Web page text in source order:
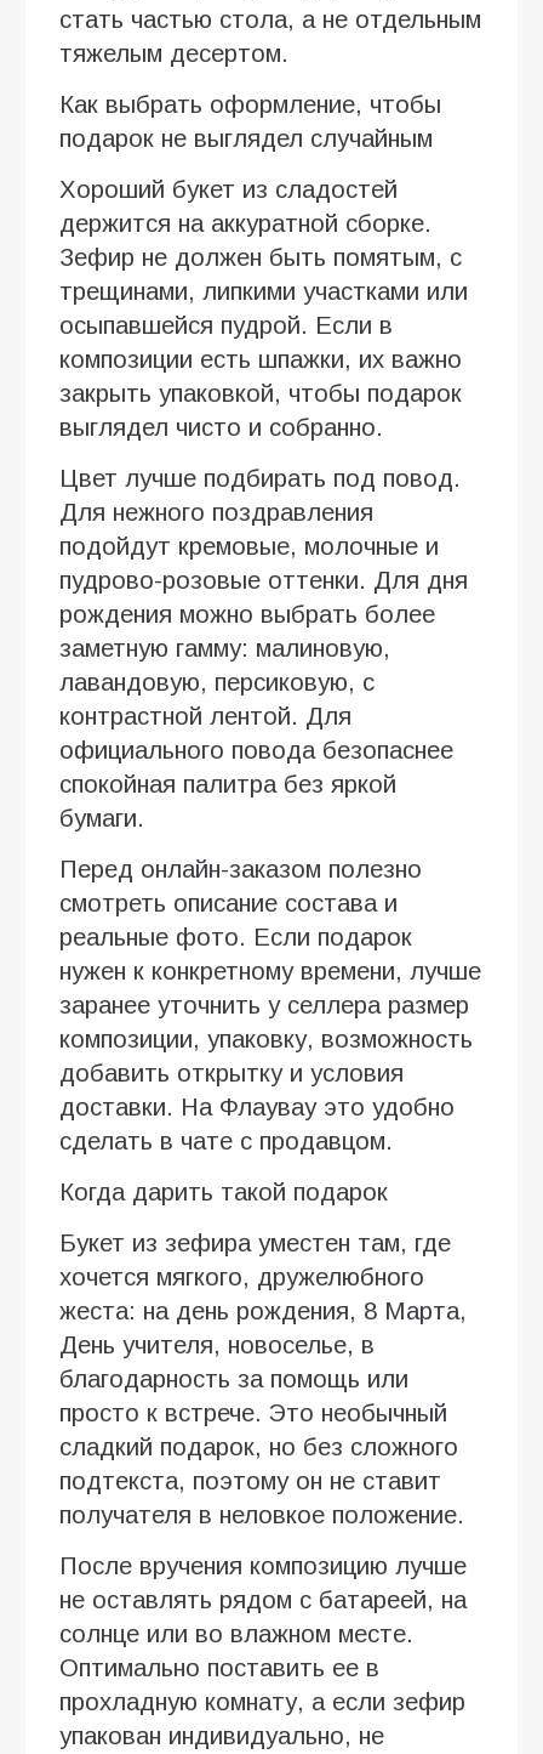
стать частью стола, а не отдельным
тяжелым десертом.
Как выбрать оформление, чтобы
подарок не выглядел случайным
Хороший букет из сладостей
держится на аккуратной сборке.
Зефир не должен быть помятым, с
трещинами, липкими участками или
осыпавшейся пудрой. Если в
композиции есть шпажки, их важно
закрыть упаковкой, чтобы подарок
выглядел чисто и собранно.
Цвет лучше подбирать под повод.
Для нежного поздравления
подойдут кремовые, молочные и
пудрово-розовые оттенки. Для дня
рождения можно выбрать более
заметную гамму: малиновую,
лавандовую, персиковую, с
контрастной лентой. Для
официального повода безопаснее
спокойная палитра без яркой
бумаги.
Перед онлайн-заказом полезно
смотреть описание состава и
реальные фото. Если подарок
нужен к конкретному времени, лучше
заранее уточнить у селлера размер
композиции, упаковку, возможность
добавить открытку и условия
доставки. На Флаувау это удобно
сделать в чате с продавцом.
Когда дарить такой подарок
Букет из зефира уместен там, где
хочется мягкого, дружелюбного
жеста: на день рождения, 8 Марта,
День учителя, новоселье, в
благодарность за помощь или
просто к встрече. Это необычный
сладкий подарок, но без сложного
подтекста, поэтому он не ставит
получателя в неловкое положение.
После вручения композицию лучше
не оставлять рядом с батареей, на
солнце или во влажном месте.
Оптимально поставить ее в
прохладную комнату, а если зефир
упакован индивидуально, не